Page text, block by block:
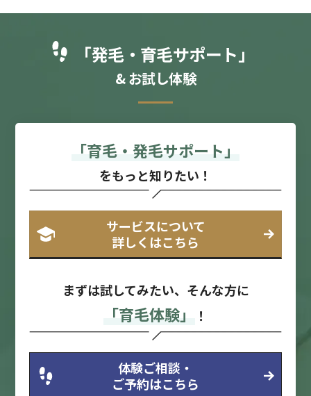
「発毛・育毛サポート」
& お試し体験
「育毛・発毛サポート」
をもっと知りたい！
サービスについて
詳しくはこちら
まずは試してみたい、そんな方に
「育毛体験」 ！
体験ご相談・
ご予約はこちら